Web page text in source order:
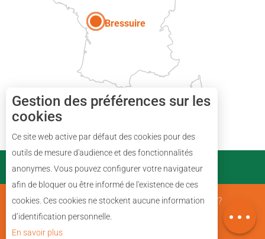
Tarifs
Carte
Bressuire
PARTENAIRES
Mentions Légales Qui sommes nous ?
Gestion des préférences sur les
cookies
Ce site web active par défaut des cookies pour des
outils de mesure d'audience et des fonctionnalités
anonymes. Vous pouvez configurer votre navigateur
afin de bloquer ou être informé de l'existence de ces
cookies. Ces cookies ne stockent aucune information
d’identification personnelle.
En savoir plus